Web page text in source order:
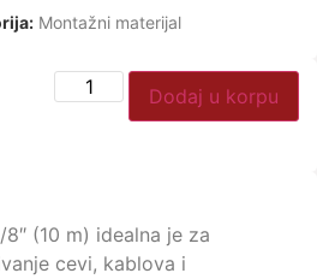
Montažni materijal
Dodaj u korpu
(10 m) idealna je za
cevi, kablova i